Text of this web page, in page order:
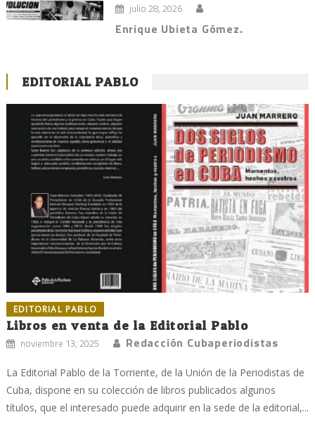
julio 28, 2026
Enrique Ubieta Gómez.
EDITORIAL PABLO
EDITORIAL PABLO
Libros en venta de la Editorial Pablo
noviembre 13, 2025 Redacción Cubaperiodistas
La Editorial Pablo de la Torriente, de la Unión de la Periodistas de
Cuba, dispone en su colección de libros publicados algunos
títulos, que el interesado puede adquirir en la sede de la editorial,...